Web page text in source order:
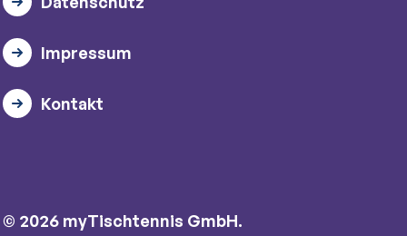
Impressum
Kontakt
© 2026 myTischtennis GmbH.